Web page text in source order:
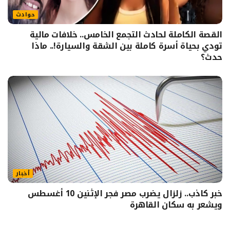
حوادث
القصة الكاملة لحادث التجمع الخامس.. خلافات مالية
تودي بحياة أسرة كاملة بين الشقة والسيارة!.. ماذا
حدث؟
أخبار
خبر كاذب.. زلزال يضرب مصر فجر الإثنين 10 أغسطس
ويشعر به سكان القاهرة